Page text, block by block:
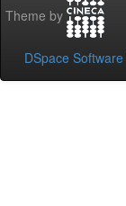
Theme by
DSpace Software